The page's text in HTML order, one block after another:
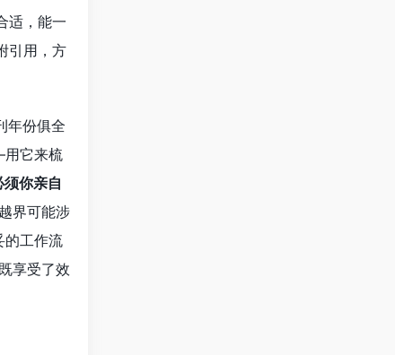
适，能一
引用，方
年份俱全
用它来梳
你亲自
界可能涉
的工作流
享受了效